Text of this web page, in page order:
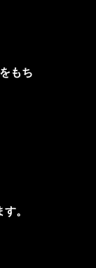
もち
。